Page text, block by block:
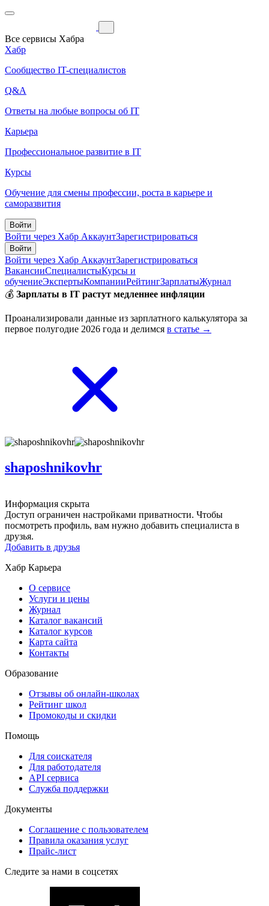
Все сервисы Хабра
Хабр
Сообщество IT-специалистов
Q&A
Ответы на любые вопросы об IT
Карьера
Профессиональное развитие в IT
Курсы
Обучение для смены профессии, роста в карьере и
саморазвития
Войти
Войти через Хабр АккаунтЗарегистрироваться
Войти
Войти через Хабр АккаунтЗарегистрироваться
ВакансииСпециалистыКурсы и
обучениеЭкспертыКомпанииРейтингЗарплатыЖурнал
💰 Зарплаты в IT растут медленнее инфляции
Проанализировали данные из зарплатного калькулятора за
первое полугодие 2026 года и делимся в статье →
shaposhnikovhr
Информация скрыта
Доступ ограничен настройками приватности. Чтобы
посмотреть профиль, вам нужно добавить специалиста в
друзья.
Добавить в друзья
Хабр Карьера
О сервисе
Услуги и цены
Журнал
Каталог вакансий
Каталог курсов
Карта сайта
Контакты
Образование
Отзывы об онлайн-школах
Рейтинг школ
Промокоды и скидки
Помощь
Для соискателя
Для работодателя
API сервиса
Служба поддержки
Документы
Соглашение с пользователем
Правила оказания услуг
Прайс-лист
Следите за нами в соцсетях